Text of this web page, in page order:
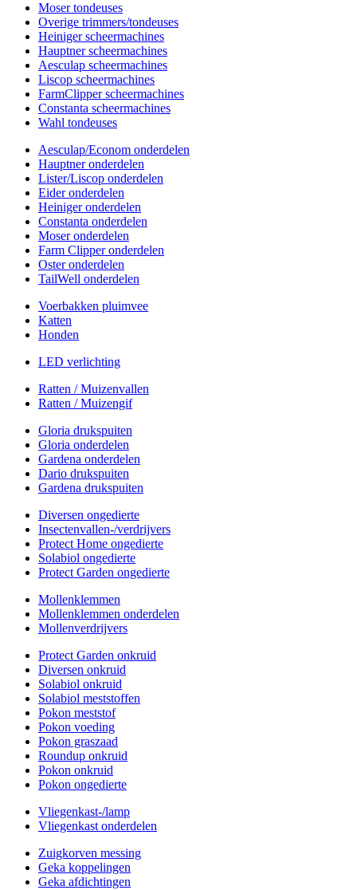
Moser tondeuses
Overige trimmers/tondeuses
Heiniger scheermachines
Hauptner scheermachines
Aesculap scheermachines
Liscop scheermachines
FarmClipper scheermachines
Constanta scheermachines
Wahl tondeuses
Aesculap/Econom onderdelen
Hauptner onderdelen
Lister/Liscop onderdelen
Eider onderdelen
Heiniger onderdelen
Constanta onderdelen
Moser onderdelen
Farm Clipper onderdelen
Oster onderdelen
TailWell onderdelen
Voerbakken pluimvee
Katten
Honden
LED verlichting
Ratten / Muizenvallen
Ratten / Muizengif
Gloria drukspuiten
Gloria onderdelen
Gardena onderdelen
Dario drukspuiten
Gardena drukspuiten
Diversen ongedierte
Insectenvallen-/verdrijvers
Protect Home ongedierte
Solabiol ongedierte
Protect Garden ongedierte
Mollenklemmen
Mollenklemmen onderdelen
Mollenverdrijvers
Protect Garden onkruid
Diversen onkruid
Solabiol onkruid
Solabiol meststoffen
Pokon meststof
Pokon voeding
Pokon graszaad
Roundup onkruid
Pokon onkruid
Pokon ongedierte
Vliegenkast-/lamp
Vliegenkast onderdelen
Zuigkorven messing
Geka koppelingen
Geka afdichtingen